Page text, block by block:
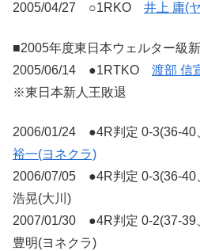
2005/04/27 ○1RKO 井上 庸(
■2005年度東日本ウェルター級
2005/06/14 ●1RTKO 渡部 信
※東日本新人王敗退
2006/01/24 ●4R判定 0-3(36-
裕一(ヨネクラ)
2006/07/05 ●4R判定 0-3(36-
浩晃(大川)
2007/01/30 ●4R判定 0-2(37-
豊明(ヨネクラ)